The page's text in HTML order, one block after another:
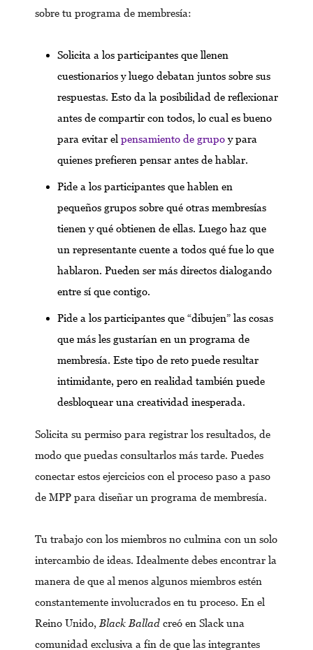
sobre tu programa de membresía:
Solicita a los participantes que llenen
cuestionarios y luego debatan juntos sobre sus
respuestas. Esto da la posibilidad de reflexionar
antes de compartir con todos, lo cual es bueno
para evitar el pensamiento de grupoy para
quienes prefieren pensar antes de hablar.
Pide a los participantes que hablen en
pequeños grupos sobre qué otras membresías
tienen y qué obtienen de ellas. Luego haz que
un representante cuente a todos qué fue lo que
hablaron. Pueden ser más directos dialogando
entre sí que contigo.
Pide a los participantes que “dibujen” las cosas
que más les gustarían en un programa de
membresía. Este tipo de reto puede resultar
intimidante, pero en realidad también puede
desbloquear una creatividad inesperada.
Solicita su permiso para registrar los resultados, de
modo que puedas consultarlos más tarde. Puedes
conectar estos ejercicios con el proceso paso a paso
de MPP para diseñar un programa de membresía.
Tu trabajo con los miembros no culmina con un solo
intercambio de ideas. Idealmente debes encontrar la
manera de que al menos algunos miembros estén
constantemente involucrados en tu proceso. En el
Reino Unido, Black Ballad creó en Slack una
comunidad exclusiva a fin de que las integrantes